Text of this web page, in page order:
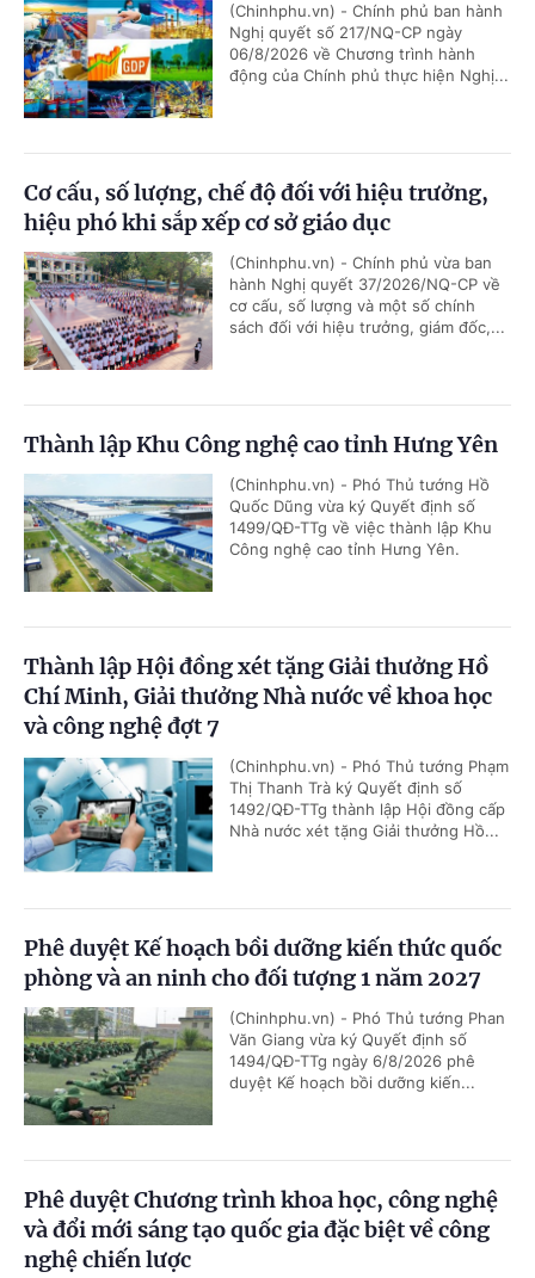
(Chinhphu.vn) - Chính phủ ban hành
Nghị quyết số 217/NQ-CP ngày
06/8/2026 về Chương trình hành
động của Chính phủ thực hiện Nghị...
Cơ cấu, số lượng, chế độ đối với hiệu trưởng,
hiệu phó khi sắp xếp cơ sở giáo dục
(Chinhphu.vn) - Chính phủ vừa ban
hành Nghị quyết 37/2026/NQ-CP về
cơ cấu, số lượng và một số chính
sách đối với hiệu trưởng, giám đốc,...
Thành lập Khu Công nghệ cao tỉnh Hưng Yên
(Chinhphu.vn) - Phó Thủ tướng Hồ
Quốc Dũng vừa ký Quyết định số
1499/QĐ-TTg về việc thành lập Khu
Công nghệ cao tỉnh Hưng Yên.
Thành lập Hội đồng xét tặng Giải thưởng Hồ
Chí Minh, Giải thưởng Nhà nước về khoa học
và công nghệ đợt 7
(Chinhphu.vn) - Phó Thủ tướng Phạm
Thị Thanh Trà ký Quyết định số
1492/QĐ-TTg thành lập Hội đồng cấp
Nhà nước xét tặng Giải thưởng Hồ...
Phê duyệt Kế hoạch bồi dưỡng kiến thức quốc
phòng và an ninh cho đối tượng 1 năm 2027
(Chinhphu.vn) - Phó Thủ tướng Phan
Văn Giang vừa ký Quyết định số
1494/QĐ-TTg ngày 6/8/2026 phê
duyệt Kế hoạch bồi dưỡng kiến...
Phê duyệt Chương trình khoa học, công nghệ
và đổi mới sáng tạo quốc gia đặc biệt về công
nghệ chiến lược